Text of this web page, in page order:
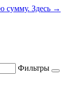
сумму. Здесь →
Фильтры